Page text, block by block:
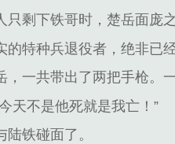
只剩下铁哥时，楚岳面庞
的特种兵退役者，绝非已
，一共带出了两把手枪。
天不是他死就是我亡！”
铁碰面了。